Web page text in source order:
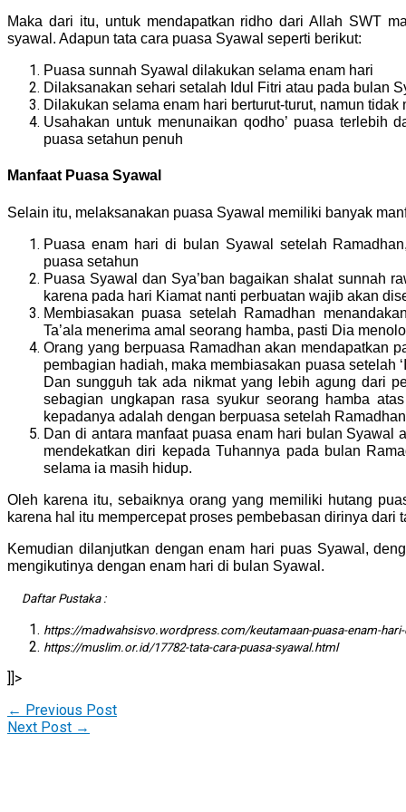
Maka dari itu, untuk mendapatkan ridho dari Allah SWT
syawal. Adapun tata cara puasa Syawal seperti berikut:
Puasa sunnah Syawal dilakukan selama enam hari
Dilaksanakan sehari setalah Idul Fitri atau pada bulan
Dilakukan selama enam hari berturut-turut, namun
Usahakan untuk menunaikan qodho’ puasa terlebih
puasa setahun penuh
Manfaat Puasa Syawal
Selain itu, melaksanakan puasa Syawal memiliki banyak
Puasa enam hari di bulan Syawal setelah
puasa setahun
Puasa Syawal dan Sya’ban bagaikan shalat sunnah
karena pada hari Kiamat nanti perbuatan wajib akan
Membiasakan puasa setelah Ramadhan
Ta’ala menerima amal seorang hamba, pasti Dia
Orang yang berpuasa Ramadhan akan mendapatkan
pembagian hadiah, maka membiasakan puasa setelah
Dan sungguh tak ada nikmat yang lebih agung dari
sebagian ungkapan rasa syukur seorang hamba
kepadanya adalah dengan berpuasa setelah
Dan di antara manfaat puasa enam hari bulan Syawal
mendekatkan diri kepada Tuhannya pada bulan
selama ia masih hidup.
Oleh karena itu, sebaiknya orang yang memiliki hutang
karena hal itu mempercepat proses pembebasan dirinya dari
Kemudian dilanjutkan dengan enam hari puas Syawal,
mengikutinya dengan enam hari di bulan Syawal.
Daftar Pustaka :
https://madwahsisvo.wordpress.com/keutamaan-puasa-enam-
https://muslim.or.id/17782-tata-cara-puasa-syawal.html
]]>
← Previous Post
Next Post →